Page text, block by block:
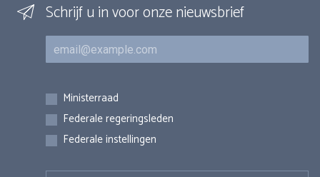
Schrijf u in voor onze nieuwsbrief
E-mail
Inschrijvingen
Ministerraad
Federale regeringsleden
Federale instellingen